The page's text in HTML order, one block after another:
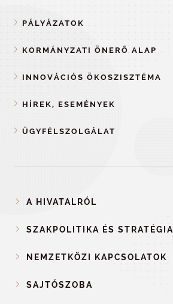
PÁLYÁZATOK
KORMÁNYZATI ÖNERŐ ALAP
INNOVÁCIÓS ÖKOSZISZTÉMA
HÍREK, ESEMÉNYEK
ÜGYFÉLSZOLGÁLAT
A HIVATALRÓL
SZAKPOLITIKA ÉS STRATÉGIA
NEMZETKÖZI KAPCSOLATOK
SAJTÓSZOBA